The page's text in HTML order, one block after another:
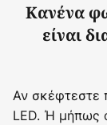
Κανένα
είναι
Αν σκέφτεστε
LED. Ή μήπως